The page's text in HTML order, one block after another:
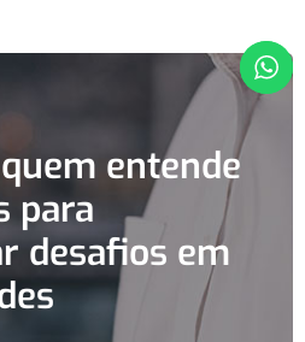
entende
para
desafios em